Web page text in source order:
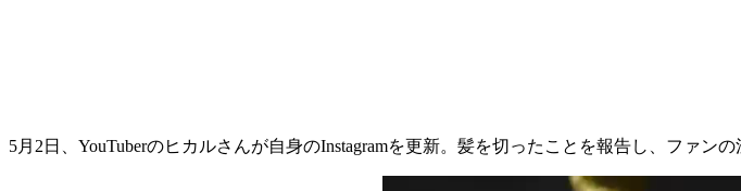
5月2日、YouTuberのヒカルさんが自身のInstagramを更新。髪を切ったことを報告し、ファンの